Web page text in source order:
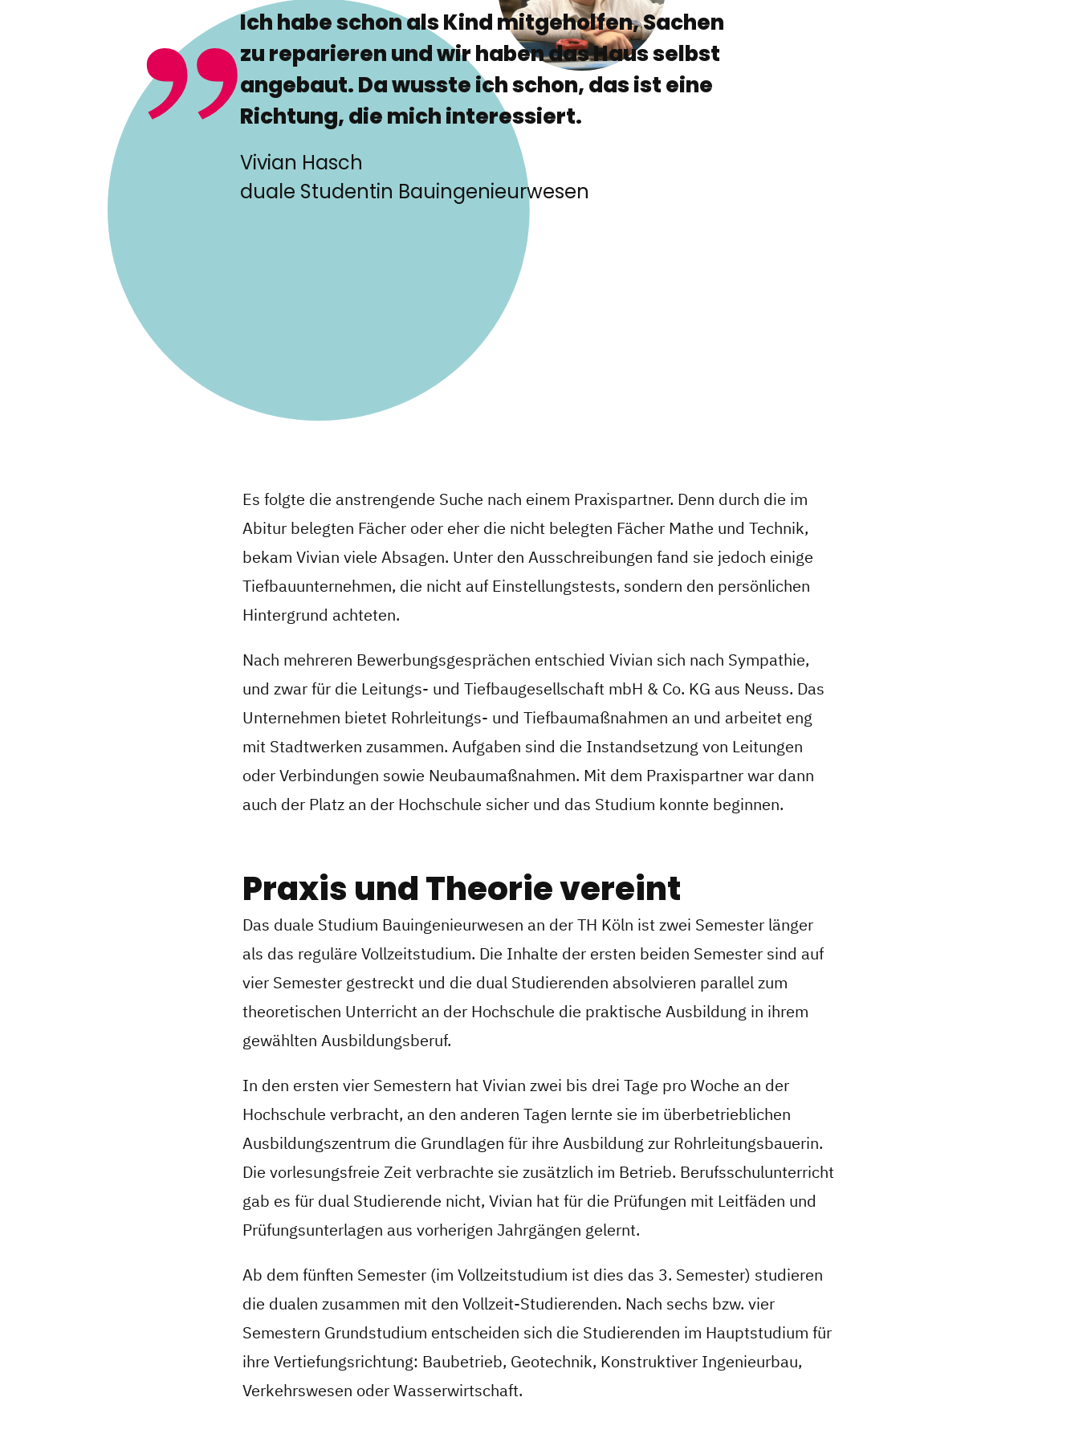
Ich habe schon als Kind mitgeholfen, Sachen
zu reparieren und wir haben das Haus selbst
angebaut. Da wusste ich schon, das ist eine
Richtung, die mich interessiert.
Vivian Hasch
duale Studentin Bauingenieurwesen
Es folgte die anstrengende Suche nach einem Praxispartner. Denn durch die im
Abitur belegten Fächer oder eher die nicht belegten Fächer Mathe und Technik,
bekam Vivian viele Absagen. Unter den Ausschreibungen fand sie jedoch einige
Tiefbauunternehmen, die nicht auf Einstellungstests, sondern den persönlichen
Hintergrund achteten.
Nach mehreren Bewerbungsgesprächen entschied Vivian sich nach Sympathie,
und zwar für die Leitungs- und Tiefbaugesellschaft mbH & Co. KG aus Neuss. Das
Unternehmen bietet Rohrleitungs- und Tiefbaumaßnahmen an und arbeitet eng
mit Stadtwerken zusammen. Aufgaben sind die Instandsetzung von Leitungen
oder Verbindungen sowie Neubaumaßnahmen. Mit dem Praxispartner war dann
auch der Platz an der Hochschule sicher und das Studium konnte beginnen.
Praxis und Theorie vereint
Das duale Studium Bauingenieurwesen an der TH Köln ist zwei Semester länger
als das reguläre Vollzeitstudium. Die Inhalte der ersten beiden Semester sind auf
vier Semester gestreckt und die dual Studierenden absolvieren parallel zum
theoretischen Unterricht an der Hochschule die praktische Ausbildung in ihrem
gewählten Ausbildungsberuf.
In den ersten vier Semestern hat Vivian zwei bis drei Tage pro Woche an der
Hochschule verbracht, an den anderen Tagen lernte sie im überbetrieblichen
Ausbildungszentrum die Grundlagen für ihre Ausbildung zur Rohrleitungsbauerin.
Die vorlesungsfreie Zeit verbrachte sie zusätzlich im Betrieb. Berufsschulunterricht
gab es für dual Studierende nicht, Vivian hat für die Prüfungen mit Leitfäden und
Prüfungsunterlagen aus vorherigen Jahrgängen gelernt.
Ab dem fünften Semester (im Vollzeitstudium ist dies das 3. Semester) studieren
die dualen zusammen mit den Vollzeit-Studierenden. Nach sechs bzw. vier
Semestern Grundstudium entscheiden sich die Studierenden im Hauptstudium für
ihre Vertiefungsrichtung: Baubetrieb, Geotechnik, Konstruktiver Ingenieurbau,
Verkehrswesen oder Wasserwirtschaft.